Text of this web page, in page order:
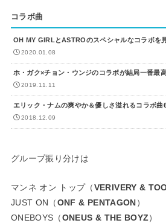
コラボ曲
OH MY GIRLとASTROのスペシャルなコラボを
2020.01.08
ホ・ガク×チョン・ウンジのコラボが結局一番最
2019.11.11
エリック・ナムの爽やか＆優しさ溢れるコラボ曲
2018.12.09
グループ振り分けは
マンネ オン トップ（VERIVERY &
JUST ON（ONF & PENTAGON）
ONEBOYS（ONEUS & THE BOYZ）